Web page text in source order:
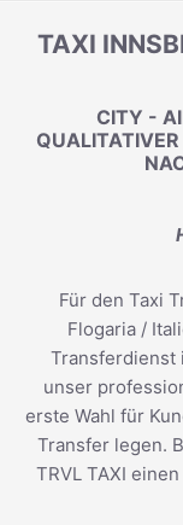
TAXI
CITY -
Für den Taxi
Flogaria /
Transferdienst
unser
erste Wahl für
Transfer legen.
TRVL TAXI